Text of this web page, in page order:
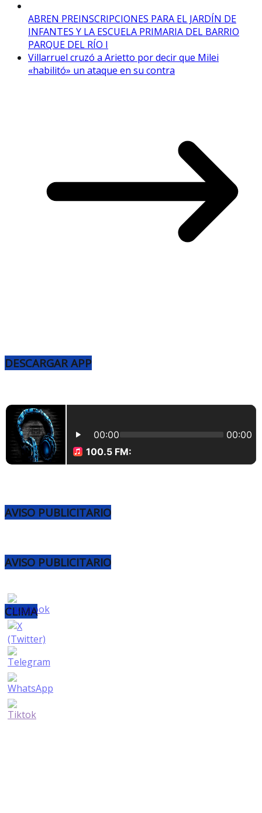
ABREN PREINSCRIPCIONES PARA EL JARDÍN DE
INFANTES Y LA ESCUELA PRIMARIA DEL BARRIO
PARQUE DEL RÍO I
Villarruel cruzó a Arietto por decir que Milei
«habilitó» un ataque en su contra
DESCARGAR APP
AVISO PUBLICITARIO
AVISO PUBLICITARIO
CLIMA